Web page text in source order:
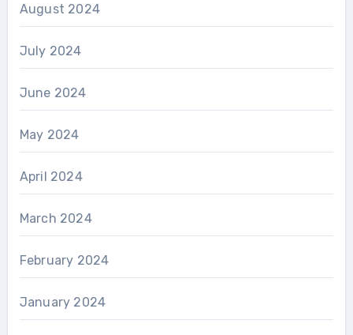
August 2024
July 2024
June 2024
May 2024
April 2024
March 2024
February 2024
January 2024